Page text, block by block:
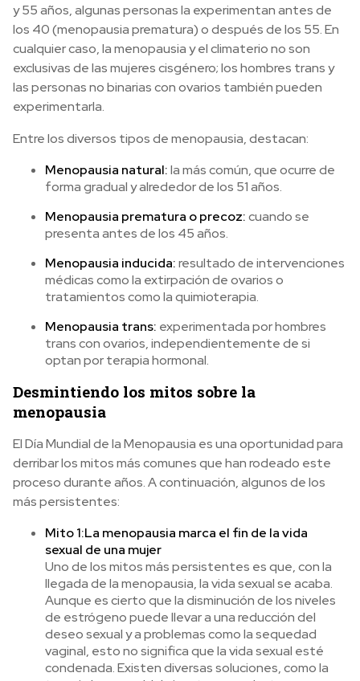
y 55 años, algunas personas la experimentan antes de
los 40 (menopausia prematura) o después de los 55. En
cualquier caso, la menopausia y el climaterio no son
exclusivas de las mujeres cisgénero; los hombres trans y
las personas no binarias con ovarios también pueden
experimentarla.
Entre los diversos tipos de menopausia, destacan:
Menopausia natural:la más común, que ocurre de
forma gradual y alrededor de los 51 años.
Menopausia prematura o precoz:cuando se
presenta antes de los 45 años.
Menopausia inducida:resultado de intervenciones
médicas como la extirpación de ovarios o
tratamientos como la quimioterapia.
Menopausia trans: experimentada por hombres
trans con ovarios, independientemente de si
optan por terapia hormonal.
Desmintiendo los mitos sobre la
menopausia
El Día Mundial de la Menopausia es una oportunidad para
derribar los mitos más comunes que han rodeado este
proceso durante años. A continuación, algunos de los
más persistentes:
Mito 1:La menopausia marca el fin de la vida
sexual de una mujer
Uno de los mitos más persistentes es que, con la
llegada de la menopausia, la vida sexual se acaba.
Aunque es cierto que la disminución de los niveles
de estrógeno puede llevar a una reducción del
deseo sexual y a problemas como la sequedad
vaginal, esto no significa que la vida sexual esté
condenada. Existen diversas soluciones, como la